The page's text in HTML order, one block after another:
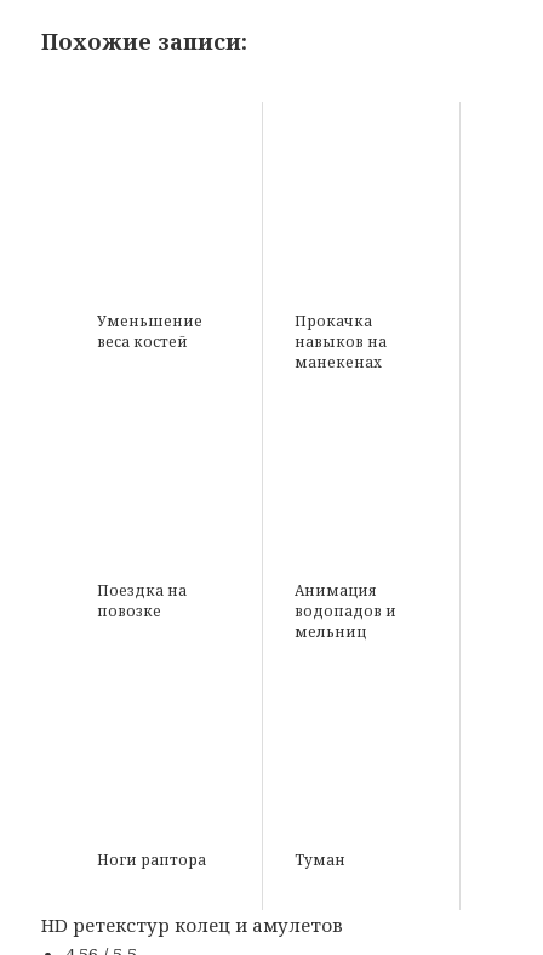
Похожие записи:
Уменьшение
веса костей
Прокачка
навыков на
манекенах
Поездка на
повозке
Анимация
водопадов и
мельниц
Ноги раптора Туман
HD ретекстур колец и амулетов